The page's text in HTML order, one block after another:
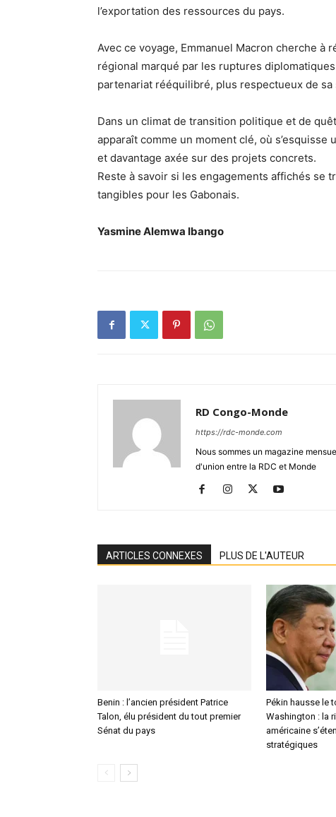
l’exportation des ressources du pays.
Avec ce voyage, Emmanuel Macron cherche à
régional marqué par les ruptures
partenariat rééquilibré, plus respectueux de
Dans un climat de transition politique et de
apparaît comme un moment clé, où
et davantage axée sur des projets concrets.
Reste à savoir si les engagements affichés se
tangibles pour les Gabonais.
Yasmine Alemwa Ibango
RD Congo-Monde
https://rdc-monde.com
Nous sommes un magazine
d'union entre la RDC et Monde
ARTICLES CONNEXES PLUS DE L'AUTEUR
Benin : l’ancien président Patrice
Talon, élu président du tout premier
Sénat du pays
Pékin hausse le
Washington : la
américaine
stratégiques